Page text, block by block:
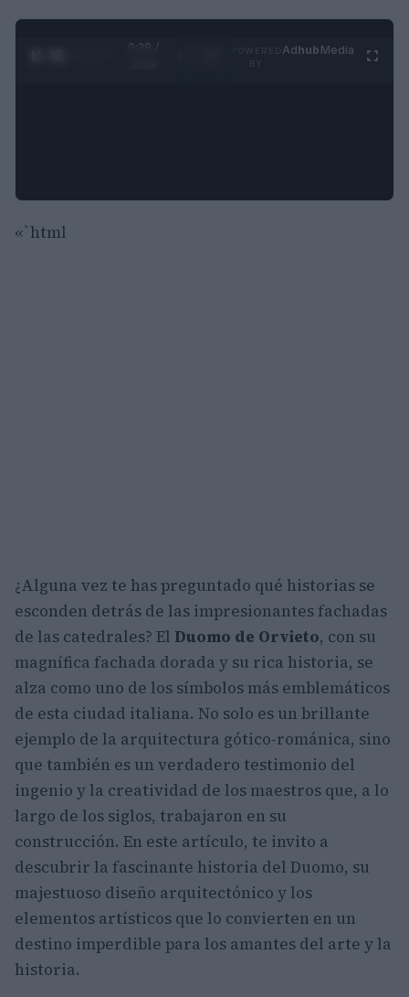
0:29 /
Adhub Media
«`html
¿Alguna vez te has preguntado qué historias se
esconden detrás de las impresionantes fachadas
de las catedrales? El Duomo de Orvieto, con su
magnífica fachada dorada y su rica historia, se
alza como uno de los símbolos más emblemáticos
de esta ciudad italiana. No solo es un brillante
ejemplo de la arquitectura gótico-románica, sino
que también es un verdadero testimonio del
ingenio y la creatividad de los maestros que, a lo
largo de los siglos, trabajaron en su
construcción. En este artículo, te invito a
descubrir la fascinante historia del Duomo, su
majestuoso diseño arquitectónico y los
elementos artísticos que lo convierten en un
destino imperdible para los amantes del arte y la
historia.